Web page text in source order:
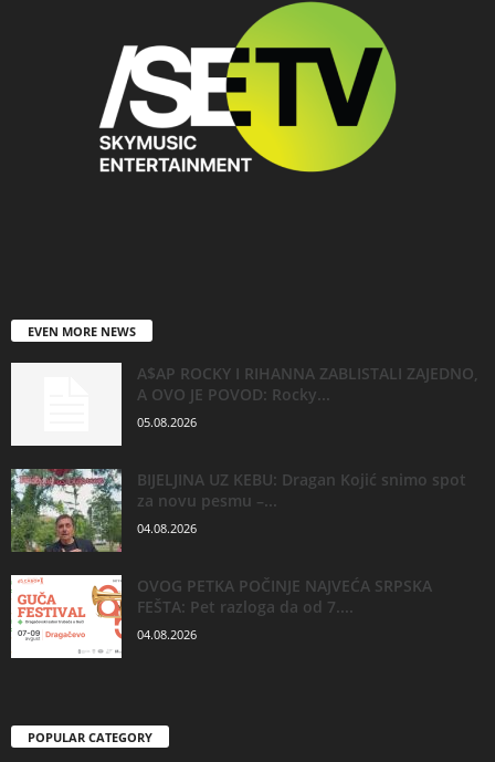
EVEN MORE NEWS
A$AP ROCKY I RIHANNA ZABLISTALI ZAJEDNO,
A OVO JE POVOD: Rocky...
05.08.2026
BIJELJINA UZ KEBU: Dragan Kojić snimo spot
za novu pesmu –...
04.08.2026
OVOG PETKA POČINJE NAJVEĆA SRPSKA
FEŠTA: Pet razloga da od 7....
04.08.2026
POPULAR CATEGORY